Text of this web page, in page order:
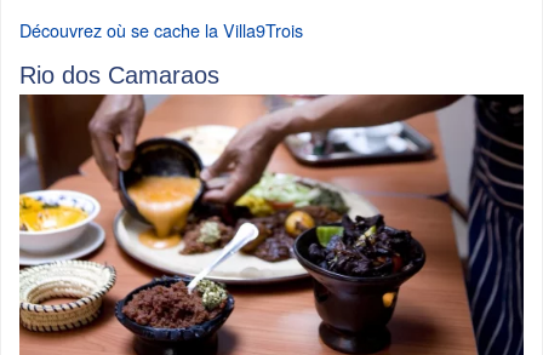
Découvrez où se cache la Villa9Trois
Rio dos Camaraos